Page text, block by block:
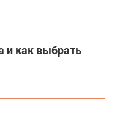
и как выбрать